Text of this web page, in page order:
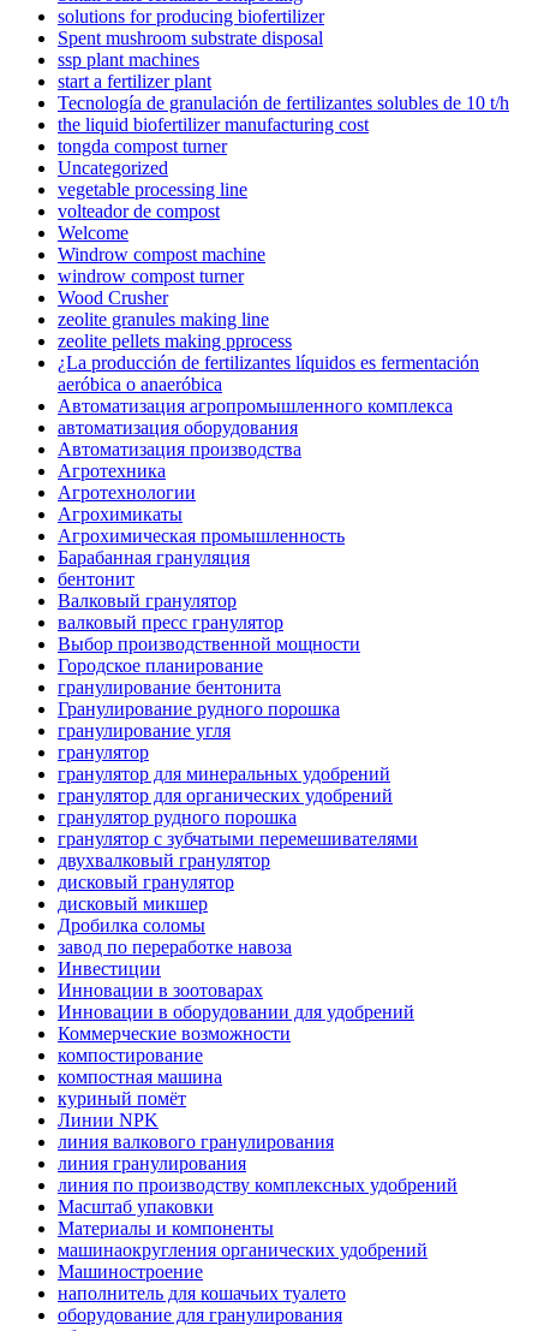
solutions for producing biofertilizer
Spent mushroom substrate disposal
ssp plant machines
start a fertilizer plant
Tecnología de granulación de fertilizantes solubles de 10 t/h
the liquid biofertilizer manufacturing cost
tongda compost turner
Uncategorized
vegetable processing line
volteador de compost
Welcome
Windrow compost machine
windrow compost turner
Wood Crusher
zeolite granules making line
zeolite pellets making pprocess
¿La producción de fertilizantes líquidos es fermentación
aeróbica o anaeróbica
Автоматизация агропромышленного комплекса
автоматизация оборудования
Автоматизация производства
Агротехника
Агротехнологии
Агрохимикаты
Агрохимическая промышленность
Барабанная грануляция
бентонит
Валковый гранулятор
валковый пресс гранулятор
Выбор производственной мощности
Городское планирование
гранулирование бентонита
Гранулирование рудного порошка
гранулирование угля
гранулятор
гранулятор для минеральных удобрений
гранулятор для органических удобрений
гранулятор рудного порошка
гранулятор с зубчатыми перемешивателями
двухвалковый гранулятор
дисковый гранулятор
дисковый микшер
Дробилка соломы
завод по переработке навоза
Инвестиции
Инновации в зоотоварах
Инновации в оборудовании для удобрений
Коммерческие возможности
компостирование
компостная машина
куриный помёт
Линии NPK
линия валкового гранулирования
линия гранулирования
линия по производству комплексных удобрений
Масштаб упаковки
Материалы и компоненты
машинаокругления органических удобрений
Машиностроение
наполнитель для кошачьих туалето
оборудование для гранулирования